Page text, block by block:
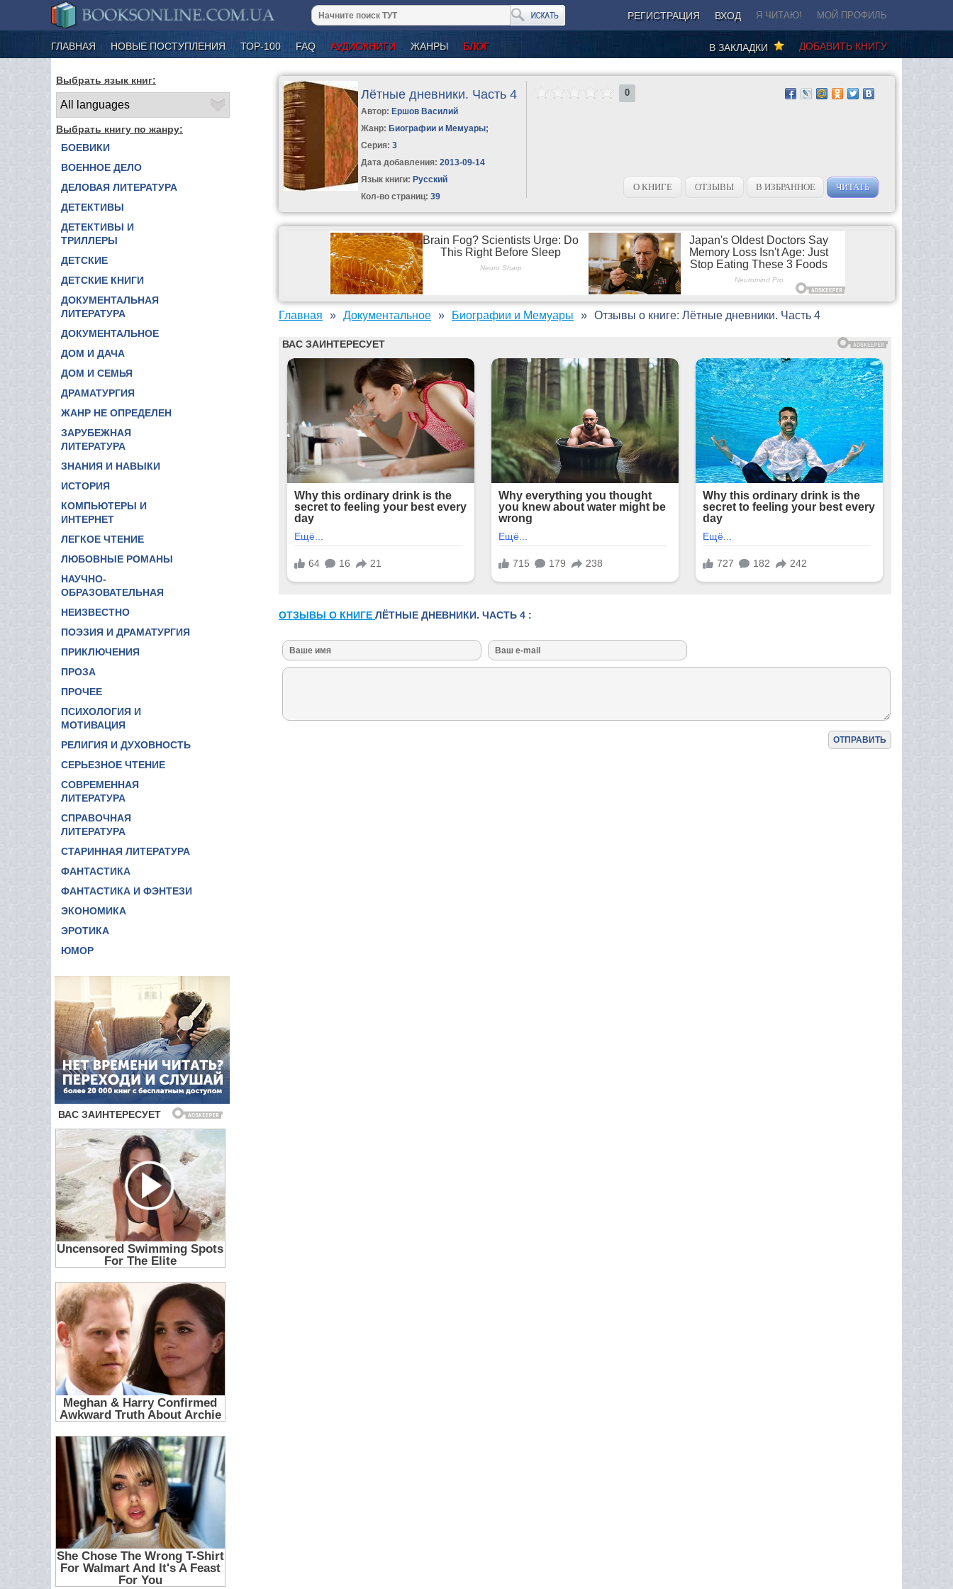
РЕГИСТРАЦИЯ ВХОД Я ЧИТАЮ! МОЙ ПРОФИЛЬ
ГЛАВНАЯ НОВЫЕ ПОСТУПЛЕНИЯ ТОР-100 FAQ АУДИОКНИГИ ЖАНРЫ БЛОГ ДОБАВИТЬ КНИГУ
В ЗАКЛАДКИ
Выбрать язык книг:
Выбрать книгу по жанру:
БОЕВИКИ
ВОЕННОЕ ДЕЛО
ДЕЛОВАЯ ЛИТЕРАТУРА
ДЕТЕКТИВЫ
ДЕТЕКТИВЫ И
ТРИЛЛЕРЫ
ДЕТСКИЕ
ДЕТСКИЕ КНИГИ
ДОКУМЕНТАЛЬНАЯ
ЛИТЕРАТУРА
ДОКУМЕНТАЛЬНОЕ
ДОМ И ДАЧА
ДОМ И СЕМЬЯ
ДРАМАТУРГИЯ
ЖАНР НЕ ОПРЕДЕЛЕН
ЗАРУБЕЖНАЯ
ЛИТЕРАТУРА
ЗНАНИЯ И НАВЫКИ
ИСТОРИЯ
КОМПЬЮТЕРЫ И
ИНТЕРНЕТ
ЛЕГКОЕ ЧТЕНИЕ
ЛЮБОВНЫЕ РОМАНЫ
НАУЧНО-
ОБРАЗОВАТЕЛЬНАЯ
НЕИЗВЕСТНО
ПОЭЗИЯ И ДРАМАТУРГИЯ
ПРИКЛЮЧЕНИЯ
ПРОЗА
ПРОЧЕЕ
ПСИХОЛОГИЯ И
МОТИВАЦИЯ
РЕЛИГИЯ И ДУХОВНОСТЬ
СЕРЬЕЗНОЕ ЧТЕНИЕ
СОВРЕМЕННАЯ
ЛИТЕРАТУРА
СПРАВОЧНАЯ
ЛИТЕРАТУРА
СТАРИННАЯ ЛИТЕРАТУРА
ФАНТАСТИКА
ФАНТАСТИКА И ФЭНТЕЗИ
ЭКОНОМИКА
ЭРОТИКА
ЮМОР
Лётные дневники. Часть 4
Автор: Ершов Василий
Жанр: Биографии и Мемуары;
Серия:3
Дата добавления: 2013-09-14
Язык книги: Русский
Кол-во страниц: 39
0
О КНИГЕ ОТЗЫВЫ В ИЗБРАННОЕ ЧИТАТЬ
Главная Документальное Биографии и Мемуары Отзывы о книге: Лётные дневники. Часть 4
ОТЗЫВЫ О КНИГЕ ЛЁТНЫЕ ДНЕВНИКИ. ЧАСТЬ 4 :